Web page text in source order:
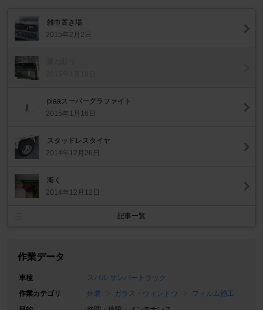
雑巾置き場
2015年2月2日
piaaスーパーグラファイト
2015年1月16日
スタッドレスタイヤ
2014年12月26日
漸く
2014年12月12日
記事一覧
作業データ
車種
スバル サンバートラック
作業カテゴリ
外装 ガラス・ウィンドウ
フィルム施工